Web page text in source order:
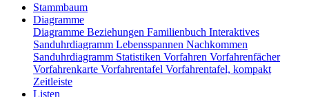
Stammbaum
Diagramme
Diagramme Beziehungen Familienbuch Interaktives
Sanduhrdiagramm Lebensspannen Nachkommen
Sanduhrdiagramm Statistiken Vorfahren Vorfahrenfächer
Vorfahrenkarte Vorfahrentafel Vorfahrentafel, kompakt
Zeitleiste
Listen